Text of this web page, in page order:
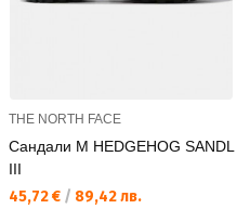
THE NORTH FACE
Сандали M HEDGEHOG SANDL
III
Текуща цена:
45,72 € / 89,42 лв.